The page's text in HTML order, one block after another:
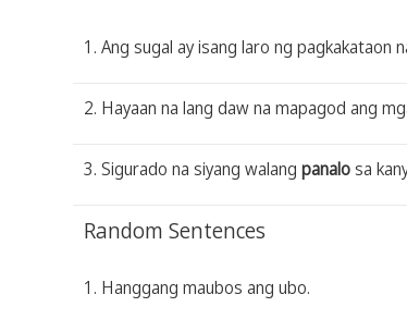
1. Ang sugal ay isang laro ng pagkakataon
2. Hayaan na lang daw na mapagod ang
3. Sigurado na siyang walang panalosa
Random Sentences
1. Hanggang maubos ang ubo.